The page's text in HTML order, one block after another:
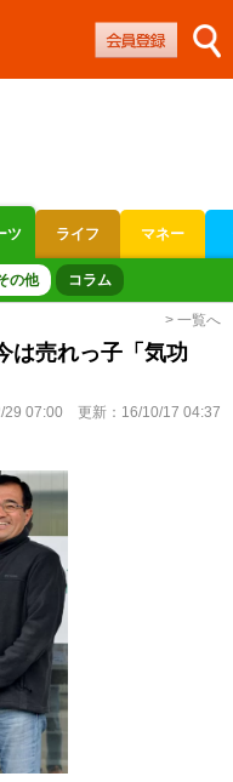
ツ ライフ マネー
の他 コラム
> 一覧へ
は売れっ子「気功
29 07:00 更新： 16/10/17 04:37